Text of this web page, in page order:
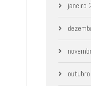
janeiro